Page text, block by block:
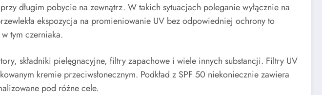
długim pobycie na zewnątrz. W takich sytuacjach poleganie wyłącznie na
ekspozycja na promieniowanie UV bez odpowiedniej ochrony to
tym czerniaka.
składniki pielęgnacyjne, filtry zapachowe i wiele innych substancji. Filtry UV
kremie przeciwsłonecznym. Podkład z SPF 50 niekoniecznie zawiera
pod różne cele.